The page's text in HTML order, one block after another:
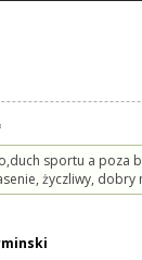
sportu a poza
życzliwy,